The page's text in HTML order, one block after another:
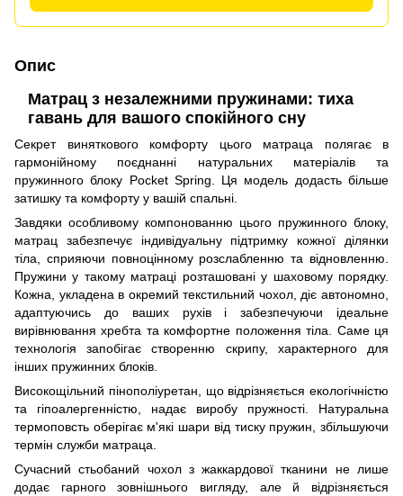
Опис
Матрац з незалежними пружинами: тиха
гавань для вашого спокійного сну
Секрет виняткового комфорту цього матраца полягає в
гармонійному поєднанні натуральних матеріалів та
пружинного блоку Pocket Spring. Ця модель додасть більше
затишку та комфорту у вашій спальні.
Завдяки особливому компонованню цього пружинного блоку,
матрац забезпечує індивідуальну підтримку кожної ділянки
тіла, сприяючи повноцінному розслабленню та відновленню.
Пружини у такому матраці розташовані у шаховому порядку.
Кожна, укладена в окремий текстильний чохол, діє автономно,
адаптуючись до ваших рухів і забезпечуючи ідеальне
вирівнювання хребта та комфортне положення тіла. Саме ця
технологія запобігає створенню скрипу, характерного для
інших пружинних блоків.
Високощільний пінополіуретан, що відрізняється екологічністю
та гіпоалергенністю, надає виробу пружності. Натуральна
термоповсть оберігає м'які шари від тиску пружин, збільшуючи
термін служби матраца.
Сучасний стьобаний чохол з жаккардової тканини не лише
додає гарного зовнішнього вигляду, але й відрізняється